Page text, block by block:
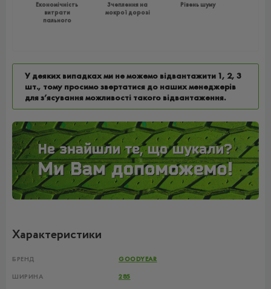
Економічність
витрати
пального
Зчеплення на
мокрої дорозі
Рівень шуму
У деяких випадках ми не можемо відвантажити 1, 2, 3
шт., тому просимо звертатися до наших менеджерів
для з’ясування можливості такого відвантаження.
Характеристики
БРЕНД GOODYEAR
ШИРИНА 285